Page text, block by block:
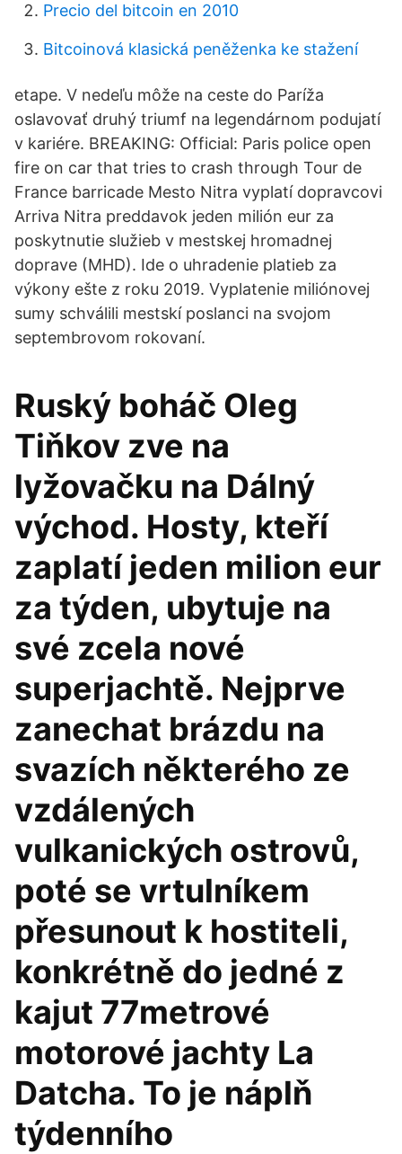
Precio del bitcoin en 2010
Bitcoinová klasická peněženka ke stažení
etape. V nedeľu môže na ceste do Paríža
oslavovať druhý triumf na legendárnom podujatí
v kariére. BREAKING: Official: Paris police open
fire on car that tries to crash through Tour de
France barricade Mesto Nitra vyplatí dopravcovi
Arriva Nitra preddavok jeden milión eur za
poskytnutie služieb v mestskej hromadnej
doprave (MHD). Ide o uhradenie platieb za
výkony ešte z roku 2019. Vyplatenie miliónovej
sumy schválili mestskí poslanci na svojom
septembrovom rokovaní.
Ruský boháč Oleg
Tiňkov zve na
lyžovačku na Dálný
východ. Hosty, kteří
zaplatí jeden milion eur
za týden, ubytuje na
své zcela nové
superjachtě. Nejprve
zanechat brázdu na
svazích některého ze
vzdálených
vulkanických ostrovů,
poté se vrtulníkem
přesunout k hostiteli,
konkrétně do jedné z
kajut 77metrové
motorové jachty La
Datcha. To je náplň
týdenního